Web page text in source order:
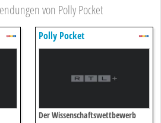
von Polly Pocket
Polly Pocket
Der Wissenschaftswettbewerb